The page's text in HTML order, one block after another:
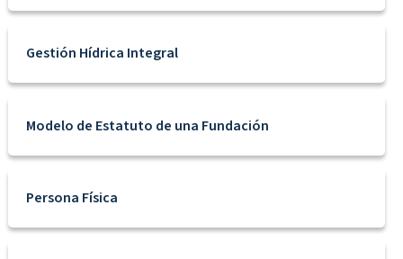
Gestión Hídrica Integral
Modelo de Estatuto de una Fundación
Persona Física